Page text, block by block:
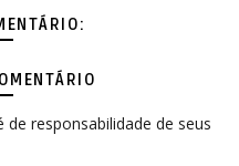
responsabilidade de seus